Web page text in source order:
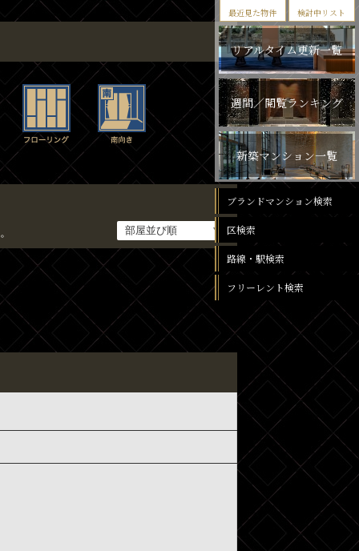
最近見た物件 検討中リスト
リアルタイム更新一覧
週間／閲覧ランキング
新築マンション一覧
ブランドマンション検索
区検索
路線・駅検索
フリーレント検索